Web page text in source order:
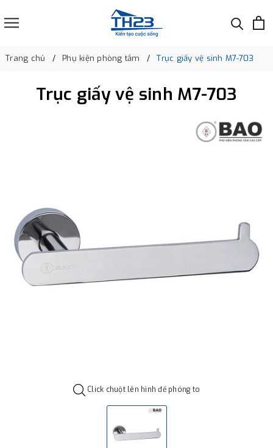
Trang chủ Phụ kiện phòng tắm Trục giấy vệ sinh M7-703
Trục giấy vệ sinh M7-703
Click chuột lên hình để phóng to